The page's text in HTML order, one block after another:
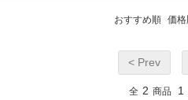
おすすめ順 価
< Prev
全 2 商品 1